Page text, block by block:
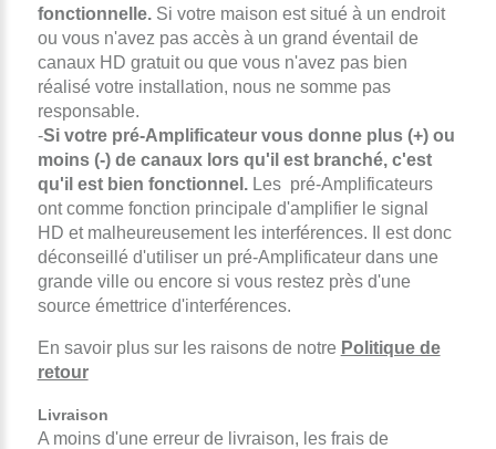
fonctionnelle.Si votre maison est situé à un endroit
ou vous n'avez pas accès à un grand éventail de
canaux HD gratuit ou que vous n'avez pas bien
réalisé votre installation, nous ne somme pas
responsable.
-Si votre pré-Amplificateur vous donne plus (+) ou
moins (-) de canaux lors qu'il est branché, c'est
qu'il est bien fonctionnel. Les pré-Amplificateurs
ont comme fonction principale d'amplifier le signal
HD et malheureusement les interférences. Il est donc
déconseillé d'utiliser un pré-Amplificateur dans une
grande ville ou encore si vous restez près d'une
source émettrice d'interférences.
En savoir plus sur les raisons de notre Politique de
retour
Livraison
A moins d'une erreur de livraison, les frais de